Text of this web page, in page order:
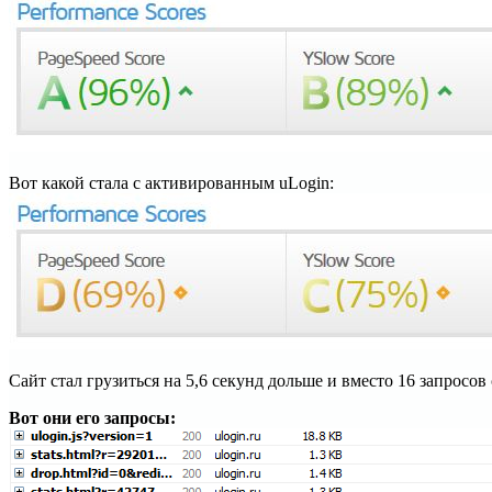
Вот какой стала с активированным uLogin:
Cайт стал грузиться на 5,6 секунд дольше и вместо 16
Вот они его запросы: